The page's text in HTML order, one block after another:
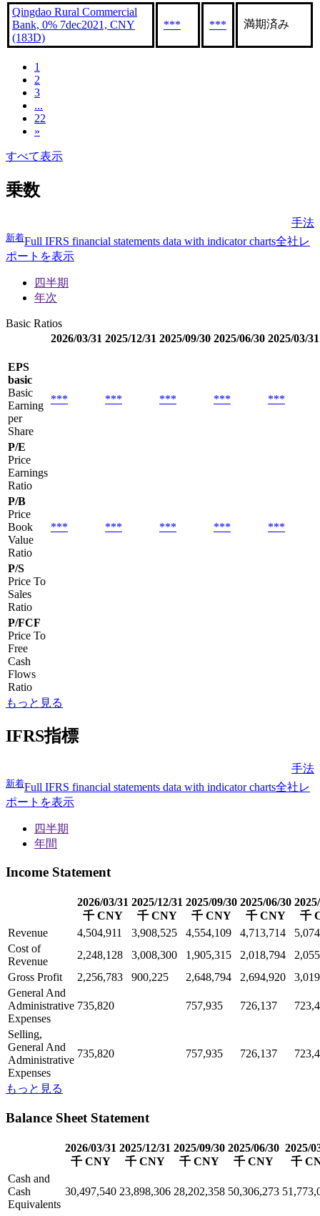
Qingdao Rural Commercial
Bank, 0% 7dec2021, CNY
(183D)
*** *** 満期済み
1
2
3
...
22
»
すべて表示
乗数
手法
新着Full IFRS financial statements data with indicator charts全社レ
ポートを表示
四半期
年次
Basic Ratios
2026/03/31 2025/12/31 2025/09/30 2025/06/30 2025/03/31
EPS
basic
Basic
Earning
per
Share
*** *** *** *** ***
P/E
Price
Earnings
Ratio
P/B
Price
Book
Value
Ratio
*** *** *** *** ***
P/S
Price To
Sales
Ratio
P/FCF
Price To
Free
Cash
Flows
Ratio
もっと見る
IFRS指標
手法
新着Full IFRS financial statements data with indicator charts全社レ
ポートを表示
四半期
年間
Income Statement
2026/03/31
千 CNY
2025/12/31
千 CNY
2025/09/30
千 CNY
2025/06/30
千 CNY
千
Revenue
4,504,911 3,908,525 4,554,109 4,713,714
Cost of
Revenue
2,248,128 3,008,300 1,905,315 2,018,794
Gross Profit
2,256,783 900,225 2,648,794 2,694,920
General And
Administrative
Expenses
735,820 757,935 726,137
Selling,
General And
Administrative
Expenses
735,820 757,935 726,137
もっと見る
Balance Sheet Statement
2026/03/31
千 CNY
2025/12/31
千 CNY
2025/09/30
千 CNY
2025/06/30
千 CNY
2025/
千
Cash and
Cash
Equivalents
30,497,540 23,898,306 28,202,358 50,306,273